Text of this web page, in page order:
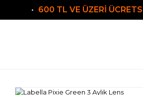
600 TL VE ÜZERİ